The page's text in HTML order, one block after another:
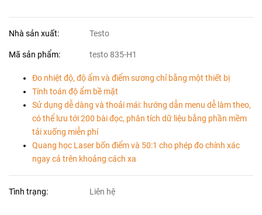
Nhà sản xuất: Testo
Mã sản phẩm: testo 835-H1
Đo nhiệt độ, độ ẩm và điểm sương chỉ bằng một thiết bị
Tính toán độ ẩm bề mặt
Sử dụng dễ dàng và thoải mái: hướng dẫn menu dễ làm theo,
có thể lưu tới 200 bài đọc, phân tích dữ liệu bằng phần mềm
tải xuống miễn phí
Quang học Laser bốn điểm và 50:1 cho phép đo chính xác
ngay cả trên khoảng cách xa
Tình trạng: Liên hệ